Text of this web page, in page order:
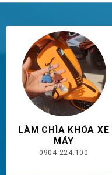
LÀM CHÌA KHÓA XE
MÁY
0904.224.100